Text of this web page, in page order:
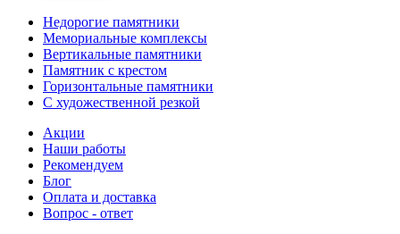
Недорогие памятники
Мемориальные комплексы
Вертикальные памятники
Памятник с крестом
Горизонтальные памятники
С художественной резкой
Акции
Наши работы
Рекомендуем
Блог
Оплата и доставка
Вопрос - ответ